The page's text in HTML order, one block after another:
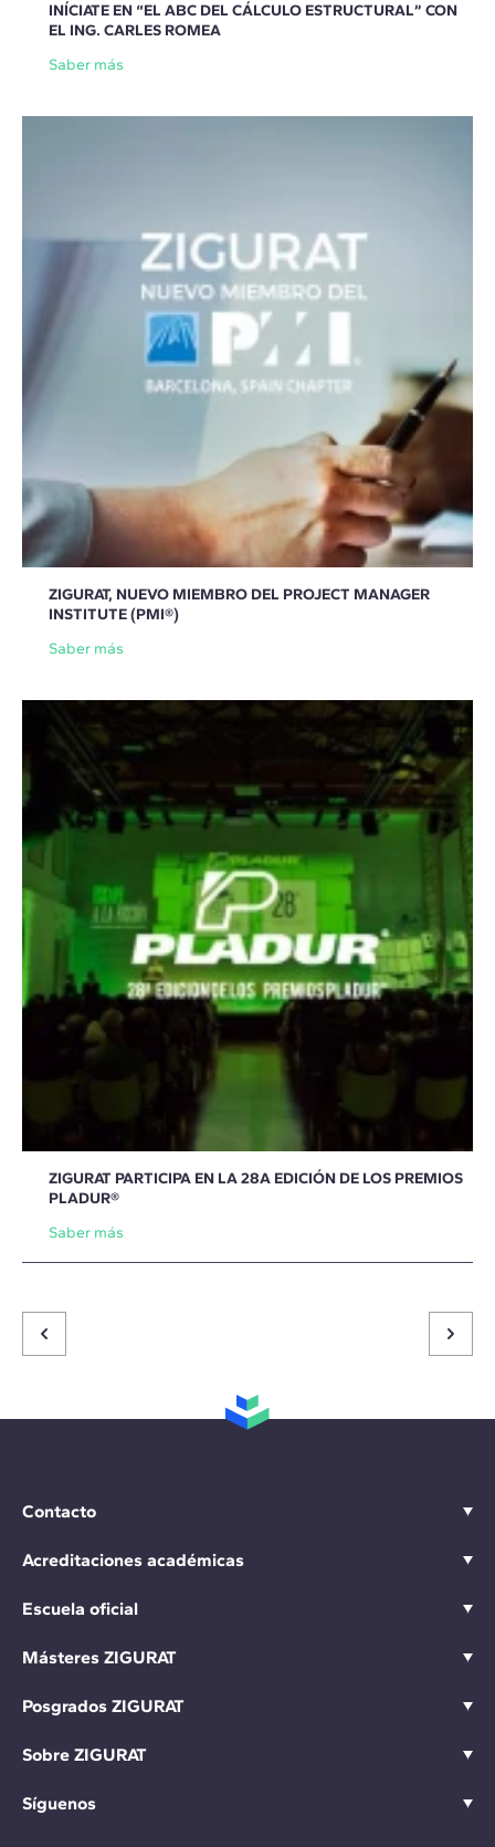
INÍCIATE EN “EL ABC DEL CÁLCULO ESTRUCTURAL” CON
EL ING. CARLES ROMEA
Saber más
ZIGURAT, NUEVO MIEMBRO DEL PROJECT MANAGER
INSTITUTE (PMI®)
Saber más
ZIGURAT PARTICIPA EN LA 28A EDICIÓN DE LOS PREMIOS
PLADUR®
Saber más
Contacto
Acreditaciones académicas
Escuela oficial
Másteres ZIGURAT
Posgrados ZIGURAT
Sobre ZIGURAT
Síguenos